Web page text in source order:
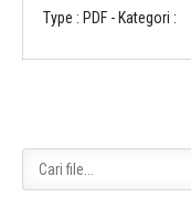
Type : PDF - Kategori :